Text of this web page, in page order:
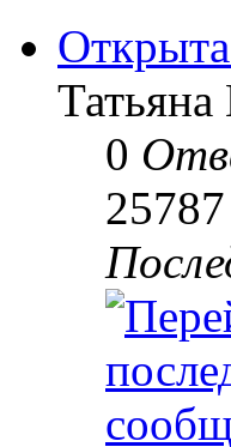
Открыта
0
25787